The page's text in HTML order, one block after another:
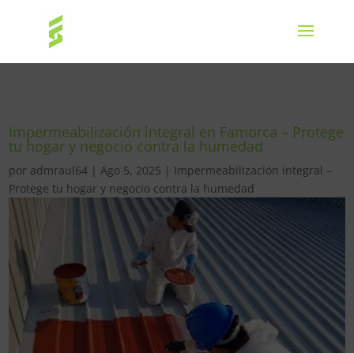
Impermeabilización integral en Famorca – Protege
tu hogar y negocio contra la humedad
por admraul64 |Ago 5, 2025 | Impermeabilización integral –
Protege tu hogar y negocio contra la humedad